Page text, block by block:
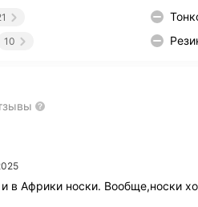
10
и в Африки носки. Вообще,носки